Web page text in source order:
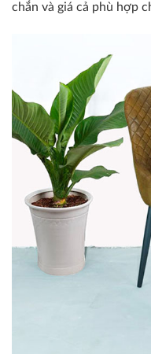
chắn và giá cả phù hợp